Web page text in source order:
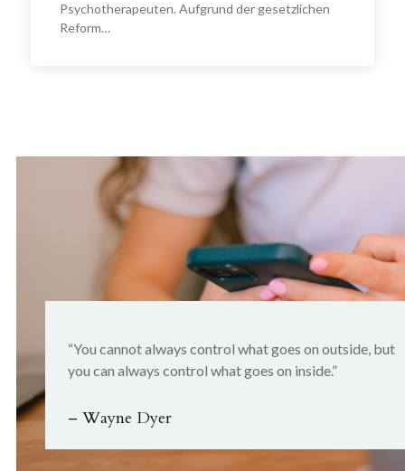
Psychotherapeuten. Aufgrund der gesetzlichen
Reform…
“You cannot always control what goes on outside, but
you can always control what goes on inside.”
– Wayne Dyer